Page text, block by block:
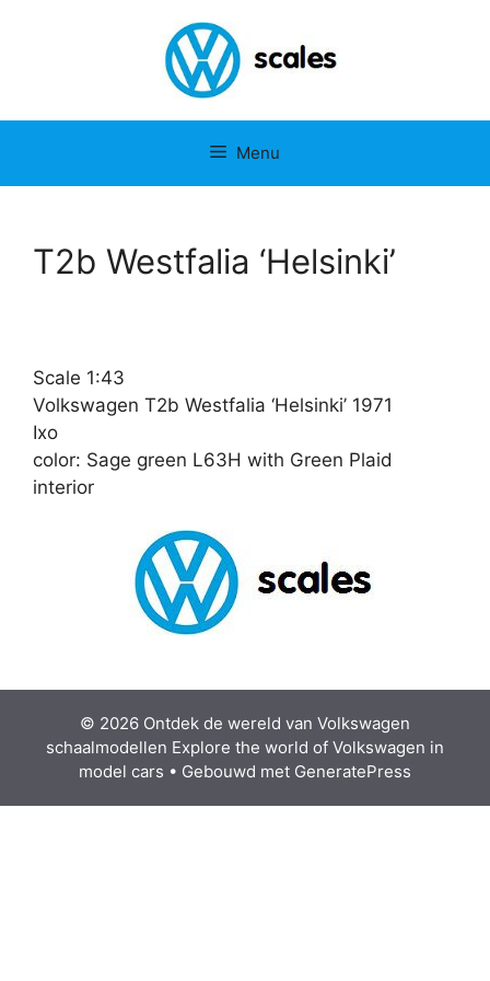
Menu
T2b Westfalia ‘Helsinki’
Scale 1:43
Volkswagen T2b Westfalia ‘Helsinki’ 1971
Ixo
color: Sage green L63H with Green Plaid
interior
© 2026 Ontdek de wereld van Volkswagen
schaalmodellen Explore the world of Volkswagen in
model cars • Gebouwd met GeneratePress